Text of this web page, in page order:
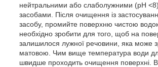
нейтральними або слаболужними (pH
засобами. Після очищення із
засобу, промийте поверхню чистою
необхідно зробити для того, щоб на
залишилося лужної речовини, яка може
матовою. Чим вище температура води
швидше проходить очищення поверхні. В